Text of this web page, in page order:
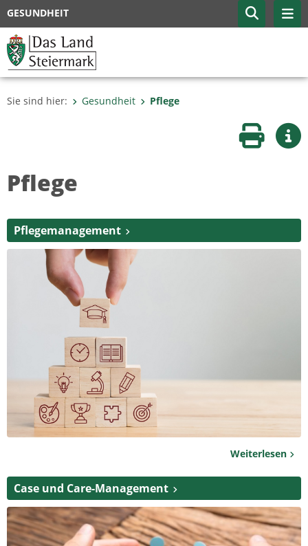
GESUNDHEIT
Sie sind hier: Gesundheit Pflege
Seite
Pflege
Pflegemanagement
Weiterlesen
Case und Care-Management